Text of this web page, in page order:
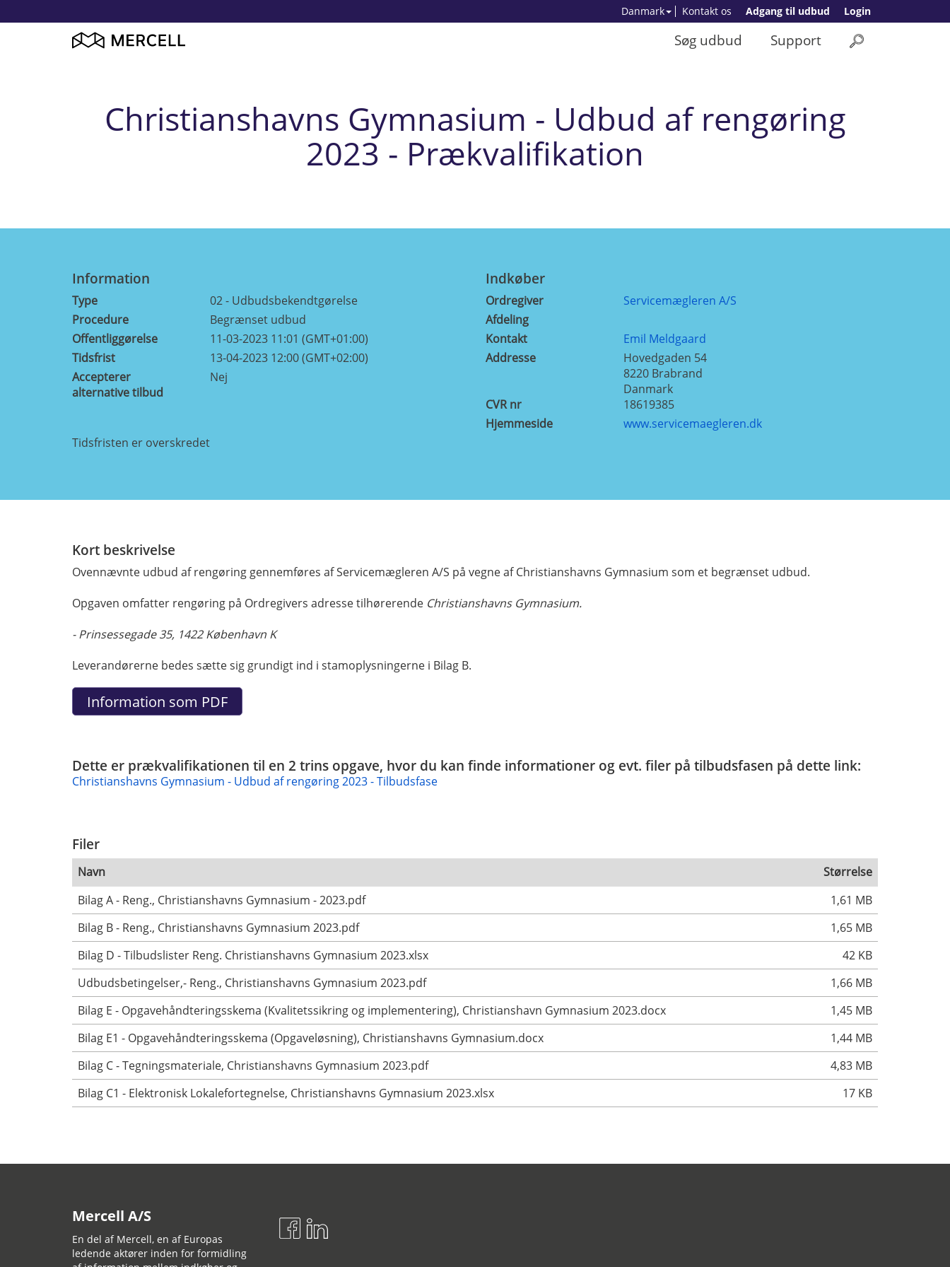
Login
Adgang til udbud
Kontakt os
Danmark
Support
Søg udbud
Christianshavns Gymnasium - Udbud af rengøring
2023 - Prækvalifikation
Information
Type
02 - Udbudsbekendtgørelse
Procedure
Begrænset udbud
Offentliggørelse
11-03-2023 11:01 (GMT+01:00)
Tidsfrist
13-04-2023 12:00 (GMT+02:00)
Accepterer
alternative tilbud
Nej
Indkøber
Ordregiver
Servicemægleren A/S
Afdeling
Kontakt
Emil Meldgaard
Addresse
Hovedgaden 54
8220 Brabrand
Danmark
CVR nr
18619385
Hjemmeside
www.servicemaegleren.dk
Tidsfristen er overskredet
Kort beskrivelse
Ovennævnte udbud af rengøring gennemføres af Servicemægleren A/S på vegne af Christianshavns Gymnasium som et begrænset udbud.
Opgaven omfatter rengøring på Ordregivers adresse tilhørerende Christianshavns Gymnasium.
- Prinsessegade 35, 1422 København K
Leverandørerne bedes sætte sig grundigt ind i stamoplysningerne i Bilag B.
Dette er prækvalifikationen til en 2 trins opgave, hvor du kan finde informationer og evt. filer på tilbudsfasen på dette link:
Christianshavns Gymnasium - Udbud af rengøring 2023 - Tilbudsfase
Filer
Navn
Størrelse
Bilag A - Reng., Christianshavns Gymnasium - 2023.pdf
1,61 MB
Bilag B - Reng., Christianshavns Gymnasium 2023.pdf
1,65 MB
Bilag D - Tilbudslister Reng. Christianshavns Gymnasium 2023.xlsx
42 KB
Udbudsbetingelser,- Reng., Christianshavns Gymnasium 2023.pdf
1,66 MB
Bilag E - Opgavehåndteringsskema (Kvalitetssikring og implementering), Christianshavn Gymnasium 2023.docx
1,45 MB
Bilag E1 - Opgavehåndteringsskema (Opgaveløsning), Christianshavns Gymnasium.docx
1,44 MB
Bilag C - Tegningsmateriale, Christianshavns Gymnasium 2023.pdf
4,83 MB
Bilag C1 - Elektronisk Lokalefortegnelse, Christianshavns Gymnasium 2023.xlsx
17 KB
Mercell A/S
En del af Mercell, en af Europas
ledende aktører inden for formidling